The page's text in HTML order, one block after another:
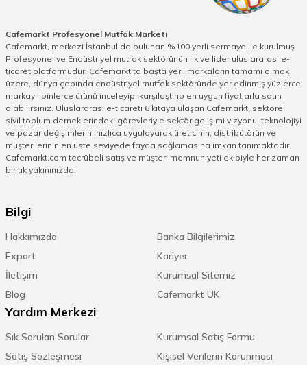
Gelir kaynağı üretmenize yardımcı olan dolaplar oldukça uygun
fiyatlıdır. Kalitesi ve güvencesi sayesinde uzun süreler kullanabilirsiniz.
İşletmeniz için uygun ürün bulduktan sonra sıcak teşhir dolabını en ucuz
fiyat ile cafemarkt.com’dan satın alabilirsiniz. Tecrübeli satış
ekibimizden destek almak için bize ulaşabilirsiniz.
Cafemarkt Profesyonel Mutfak Marketi
Cafemarkt, merkezi İstanbul'da bulunan %100 yerli sermaye ile kurulmuş
Profesyonel ve Endüstriyel mutfak sektörünün ilk ve lider uluslararası e-
ticaret platformudur. Cafemarkt'ta başta yerli markaların tamamı olmak
üzere, dünya çapında endüstriyel mutfak sektöründe yer edinmiş yüzlerce
markayı, binlerce ürünü inceleyip, karşılaştırıp en uygun fiyatlarla satın
alabilirsiniz. Uluslararası e-ticareti 6 kıtaya ulaşan Cafemarkt, sektörel
sivil toplum derneklerindeki görevleriyle sektör gelişimi vizyonu, teknolojiyi
ve pazar değişimlerini hızlıca uygulayarak üreticinin, distribütörün ve
müşterilerinin en üste seviyede fayda sağlamasına imkan tanımaktadır.
Cafemarkt.com tecrübeli satış ve müşteri memnuniyeti ekibiyle her zaman
bir tık yakınınızda.
Bilgi
Hakkımızda
Banka Bilgilerimiz
Export
Kariyer
İletişim
Kurumsal Sitemiz
Blog
Cafemarkt UK
Yardım Merkezi
Sık Sorulan Sorular
Kurumsal Satış Formu
Satış Sözleşmesi
Kişisel Verilerin Korunması